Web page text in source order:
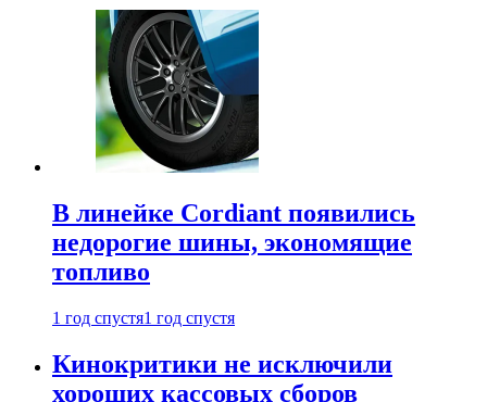
В линейке Cordiant появились
недорогие шины, экономящие
топливо
1 год спустя1 год спустя
Кинокритики не исключили
хороших кассовых сборов